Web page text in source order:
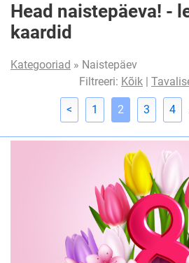
Head naistepäeva! -
kaardid
Kategooriad » Naistepäev
Filtreeri: Kõik |
< 1 2 3 4